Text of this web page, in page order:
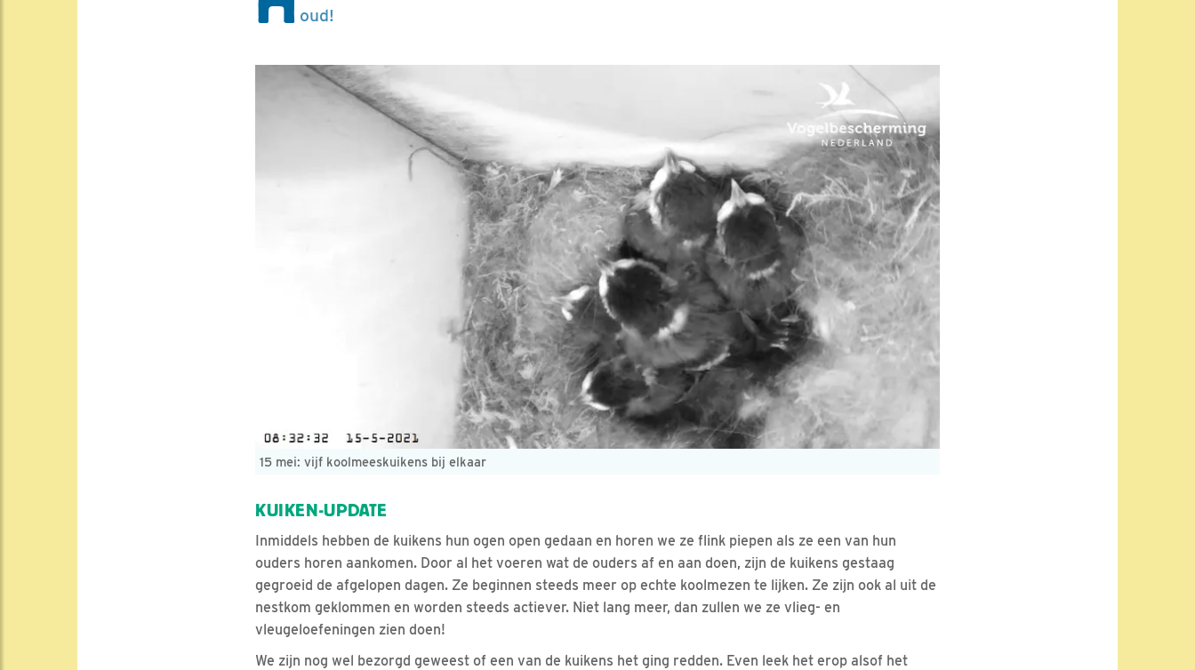
oud!
15 mei: vijf koolmeeskuikens bij elkaar
KUIKEN-UPDATE
Inmiddels hebben de kuikens hun ogen open gedaan en horen we ze flink piepen als ze een van hun
ouders horen aankomen. Door al het voeren wat de ouders af en aan doen, zijn de kuikens gestaag
gegroeid de afgelopen dagen. Ze beginnen steeds meer op echte koolmezen te lijken. Ze zijn ook al uit de
nestkom geklommen en worden steeds actiever. Niet lang meer, dan zullen we ze vlieg- en
vleugeloefeningen zien doen!
We zijn nog wel bezorgd geweest of een van de kuikens het ging redden. Even leek het erop alsof het